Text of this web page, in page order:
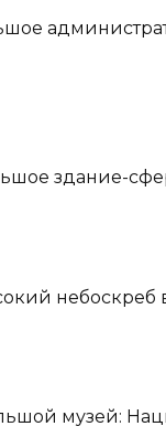
здание-
небоскреб
музей: